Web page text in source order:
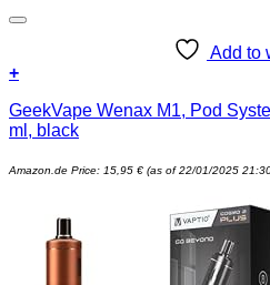
Add to
+
GeekVape Wenax M1, Pod
ml, black
Amazon.de Price: 15,95 € (as of 22/01/2025